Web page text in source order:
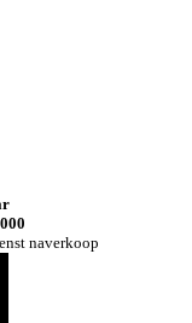
naverkoop